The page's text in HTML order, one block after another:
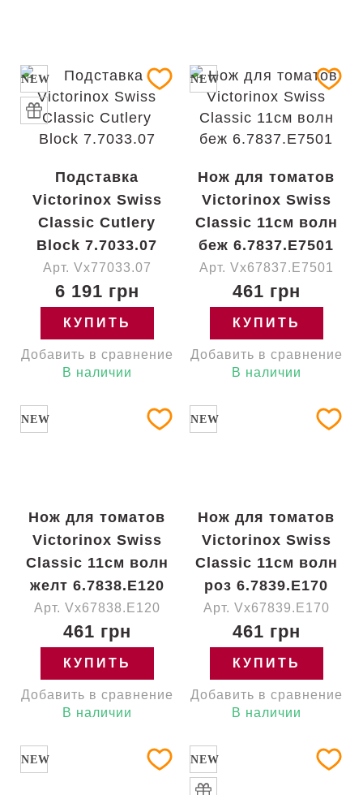
NEW
Подставка
Victorinox Swiss
Classic Cutlery
Block 7.7033.07
Арт. Vx77033.07
6 191 грн
КУПИТЬ
Добавить в сравнение
В наличии
NEW
Нож для томатов
Victorinox Swiss
Classic 11см волн
беж 6.7837.E7501
Арт. Vx67837.E7501
461 грн
КУПИТЬ
Добавить в сравнение
В наличии
NEW
Нож для томатов
Victorinox Swiss
Classic 11см волн
желт 6.7838.E120
Арт. Vx67838.E120
461 грн
КУПИТЬ
Добавить в сравнение
В наличии
NEW
Нож для томатов
Victorinox Swiss
Classic 11см волн
роз 6.7839.E170
Арт. Vx67839.E170
461 грн
КУПИТЬ
Добавить в сравнение
В наличии
NEW NEW